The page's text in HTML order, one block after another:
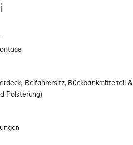
Beifahrersitz, Rückbankmittelteil &
Polsterung)